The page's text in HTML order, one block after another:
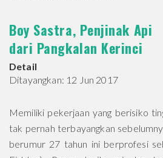
Boy Sastra, Penjinak Api
dari Pangkalan Kerinci
Detail
Ditayangkan: 12 Jun 2017
Memiliki pekerjaan yang berisiko
tak pernah terbayangkan
berumur 27 tahun ini berprofesi